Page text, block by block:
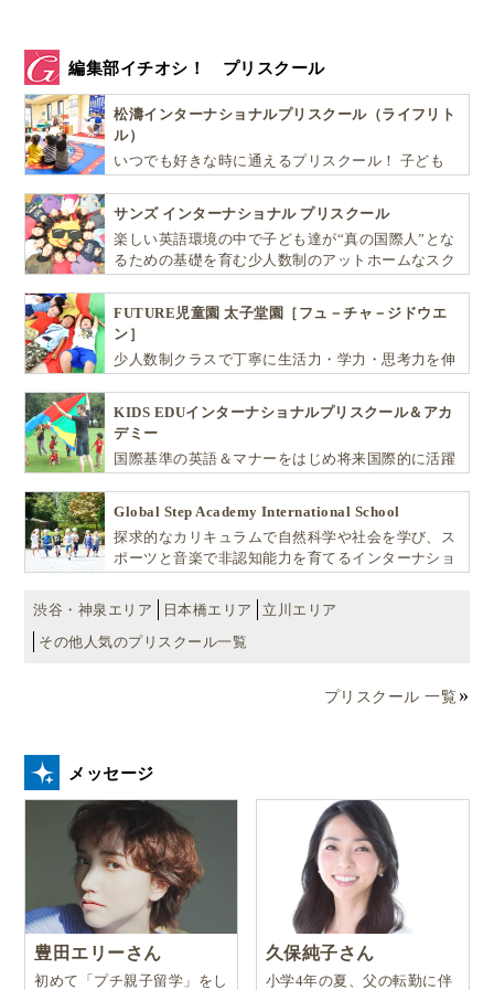
編集部イチオシ！ プリスクール
松濤インターナショナルプリスクール（ライフリト
ル）
いつでも好きな時に通えるプリスクール！ 子ども
自ら進んで学ぶこと、考える力を育みます
サンズ インターナショナル プリスクール
楽しい英語環境の中で子ども達が“真の国際人”とな
るための基礎を育む少人数制のアットホームなスク
FUTURE児童園 太子堂園［フュ－チャ－ジドウエ
ン］
少人数制クラスで丁寧に生活力・学力・思考力を伸
KIDS EDUインターナショナルプリスクール＆アカ
デミー
国際基準の英語＆マナーをはじめ将来国際的に活躍
貫して学べる充実のカリキュラムが魅力です
Global Step Academy International School
探求的なカリキュラムで自然科学や社会を学び、ス
ポーツと音楽で非認知能力を育てるインターナショ
渋谷・神泉エリア
日本橋エリア
立川エリア
その他人気のプリスクール一覧
プリスクール 一覧
メッセージ
豊田エリーさん
初めて「プチ親子留学」をし
久保純子さん
小学4年の夏、父の転勤に伴